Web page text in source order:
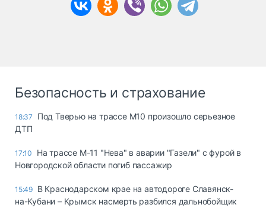
Безопасность и страхование
18:37
Под Тверью на трассе М10 произошло серьезное
ДТП
17:10
На трассе М-11 "Нева" в аварии "Газели" с фурой в
Новгородской области погиб пассажир
15:49 В Краснодарском крае на автодороге Славянск-
на-Кубани – Крымск насмерть разбился дальнобойщик